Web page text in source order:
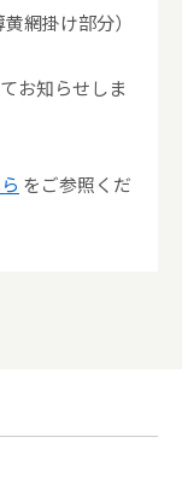
黄網掛け部分）
お知らせしま
をご参照くだ